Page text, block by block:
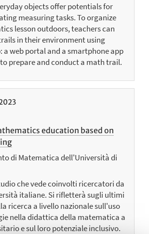
objects offer potentials for
measuring tasks. To organize
lesson outdoors, teachers can
in their environment using
a web portal and a smartphone app
prepare and conduct a math trail.
education based on
di Matematica dell'Università di
che vede coinvolti ricercatori da
italiane. Si rifletterà sugli ultimi
ricerca a livello nazionale sull'uso
nella didattica della matematica a
e sul loro potenziale inclusivo.